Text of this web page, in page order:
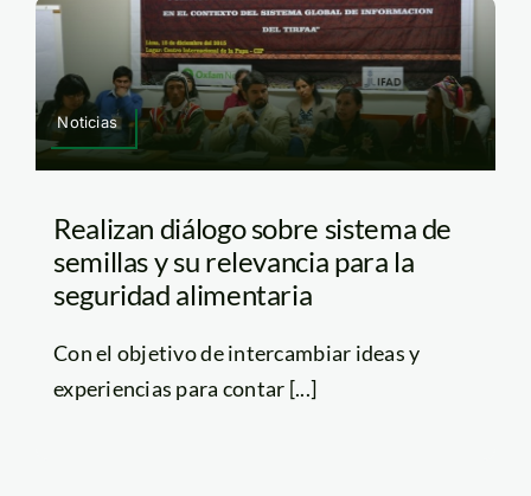
Noticias
Realizan diálogo sobre sistema de
semillas y su relevancia para la
seguridad alimentaria
Con el objetivo de intercambiar ideas y
experiencias para contar [...]